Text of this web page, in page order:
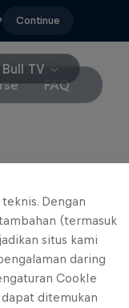
Continue
TV
FAQ
Dengan
(termasuk
situs kami
daring
CookIe
ditemukan